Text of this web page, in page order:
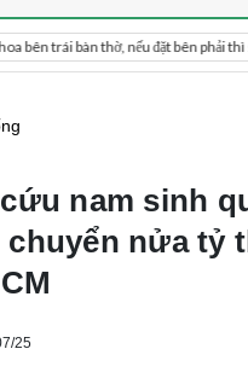
thờ, nếu đặt bên phải thì sao?
nam sinh
nửa tỷ
25